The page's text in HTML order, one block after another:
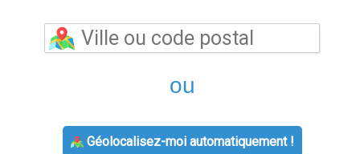
ou
Géolocalisez-moi automatiquement !